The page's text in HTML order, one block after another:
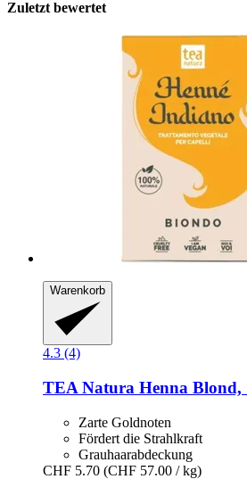
Zuletzt bewertet
Warenkorb
4.3 (4)
TEA Natura Henna Blond,
Zarte Goldnoten
Fördert die Strahlkraft
Grauhaarabdeckung
CHF 5.70 (CHF 57.00 / kg)